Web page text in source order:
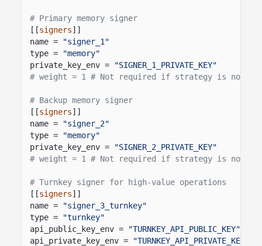
# Primary memory signer
[[signers]]
name =
"signer_1"
type =
"memory"
private_key_env =
"SIGNER_1_PRIVATE_KEY"
# weight = 1 # Not required if strategy is not
# Backup memory signer
[[signers]]
name =
"signer_2"
type =
"memory"
private_key_env =
"SIGNER_2_PRIVATE_KEY"
# weight = 1 # Not required if strategy is not
# Turnkey signer for high-value operations
[[signers]]
name =
"signer_3_turnkey"
type =
"turnkey"
api_public_key_env =
"TURNKEY_API_PUBLIC_KEY"
api_private_key_env =
"TURNKEY_API_PRIVATE_KEY"